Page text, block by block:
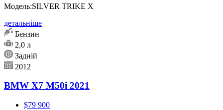
Модель:SILVER TRIKE X
детальніше
Бензин
2,0 л
Задній
2012
BMW X7 M50i 2021
$79 900